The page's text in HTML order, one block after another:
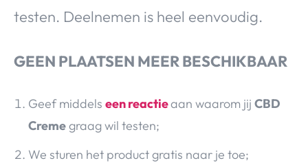
testen. Deelnemen is heel eenvoudig.
GEEN PLAATSEN MEER BESCHIKBAAR
Geef middels een reactieaan waarom jij CBD
Cremegraag wil testen;
We sturen het product gratis naar je toe;